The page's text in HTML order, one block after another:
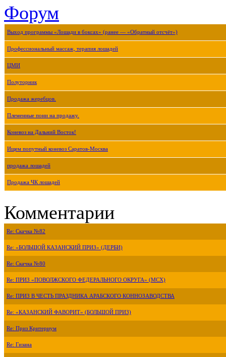
Форум
Выход программы «Лошади в боксах» (ранее — «Обратный отсчёт»)
Профессиональный массаж, терапия лошадей
ЦМИ
Полуторник
Продажа жеребцов.
Племенные пони на продажу.
Коневоз на Дальний Восток!
Ищем попутный коневоз Саратов-Москва
продажа лошадей
Продажа ЧК лошадей
Комментарии
Re: Скачка №82
Re: «БОЛЬШОЙ КАЗАНСКИЙ ПРИЗ» (ДЕРБИ)
Re: Скачка №80
Re: ПРИЗ «ПОВОЛЖСКОГО ФЕДЕРАЛЬНОГО ОКРУГА» (МСХ)
Re: ПРИЗ В ЧЕСТЬ ПРАЗДНИКА АРАБСКОГО КОННОЗАВОДСТВА
Re: «КАЗАНСКИЙ ФАВОРИТ» (БОЛЬШОЙ ПРИЗ)
Re: Приз Критериум
Re: Гизана